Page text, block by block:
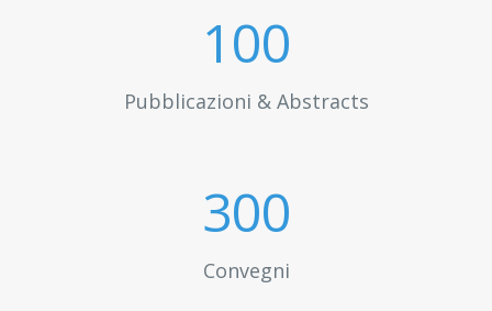
100
Pubblicazioni & Abstracts
300
Convegni